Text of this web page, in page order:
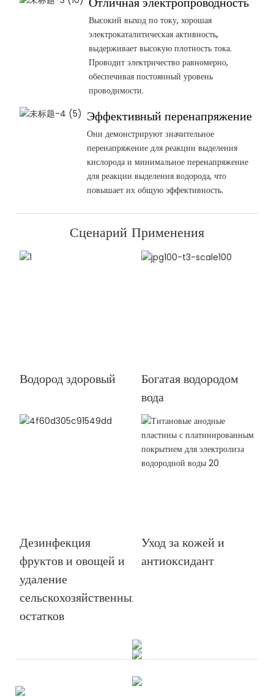
Высокий выход по току, хорошая
электрокаталитическая активность,
выдерживает высокую плотность тока.
Проводит электричество равномерно,
обеспечивая постоянный уровень
проводимости.
Эффективный перенапряжение
Они демонстрируют значительное
перенапряжение для реакции выделения
кислорода и минимальное перенапряжение
для реакции выделения водорода, что
повышает их общую эффективность.
Сценарий Применения
Водород здоровый
Богатая водородом
вода
Дезинфекция
фруктов и овощей и
удаление
сельскохозяйственных
остатков
Уход за кожей и
антиоксидант